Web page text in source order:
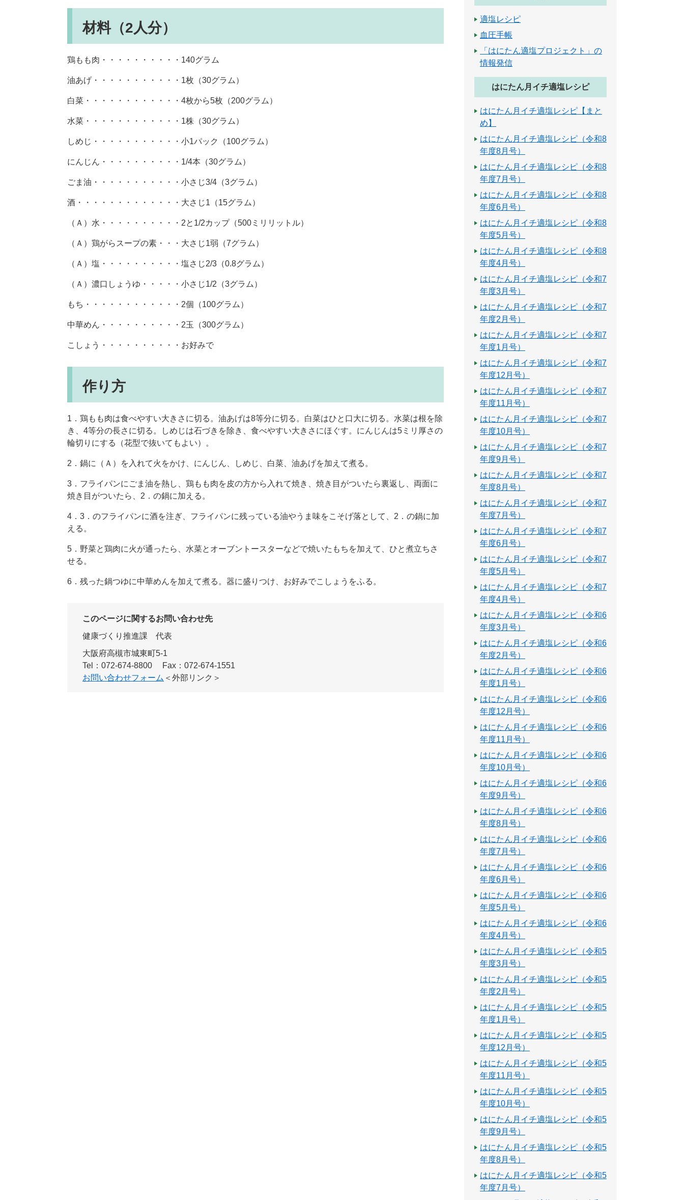
材料（2人分）
鶏もも肉・・・・・・・・・・140グラム
油あげ・・・・・・・・・・・1枚（30グラム）
白菜・・・・・・・・・・・・4枚から5枚（200グラム）
水菜・・・・・・・・・・・・1株（30グラム）
しめじ・・・・・・・・・・・小1パック（100グラム）
にんじん・・・・・・・・・・1/4本（30グラム）
ごま油・・・・・・・・・・・小さじ3/4（3グラム）
酒・・・・・・・・・・・・・大さじ1（15グラム）
（Ａ）水・・・・・・・・・・2と1/2カップ（500ミリリットル）
（Ａ）鶏がらスープの素・・・大さじ1弱（7グラム）
（Ａ）塩・・・・・・・・・・塩さじ2/3（0.8グラム）
（Ａ）濃口しょうゆ・・・・・小さじ1/2（3グラム）
もち・・・・・・・・・・・・2個（100グラム）
中華めん・・・・・・・・・・2玉（300グラム）
こしょう・・・・・・・・・・お好みで
作り方
1．鶏もも肉は食べやすい大きさに切る。油あげは8等分に切る。白菜はひと口大に切る。水菜は根を除
き、4等分の長さに切る。しめじは石づきを除き、食べやすい大きさにほぐす。にんじんは5ミリ厚さの
輪切りにする（花型で抜いてもよい）。
2．鍋に（Ａ）を入れて火をかけ、にんじん、しめじ、白菜、油あげを加えて煮る。
3．フライパンにごま油を熱し、鶏もも肉を皮の方から入れて焼き、焼き目がついたら裏返し、両面に
焼き目がついたら、2．の鍋に加える。
4．3．のフライパンに酒を注ぎ、フライパンに残っている油やうま味をこそげ落として、2．の鍋に加
える。
5．野菜と鶏肉に火が通ったら、水菜とオーブントースターなどで焼いたもちを加えて、ひと煮立ちさ
せる。
6．残った鍋つゆに中華めんを加えて煮る。器に盛りつけ、お好みでこしょうをふる。
このページに関するお問い合わせ先
健康づくり推進課
代表
大阪府高槻市城東町5-1
Tel：072-674-8800
Fax：072-674-1551
お問い合わせフォーム ＜外部リンク＞
適塩レシピ
血圧手帳
「はにたん適塩プロジェクト」の
情報発信
はにたん月イチ適塩レシピ
はにたん月イチ適塩レシピ【まと
め】
はにたん月イチ適塩レシピ（令和8
年度8月号）
はにたん月イチ適塩レシピ（令和8
年度7月号）
はにたん月イチ適塩レシピ（令和8
年度6月号）
はにたん月イチ適塩レシピ（令和8
年度5月号）
はにたん月イチ適塩レシピ（令和8
年度4月号）
はにたん月イチ適塩レシピ（令和7
年度3月号）
はにたん月イチ適塩レシピ（令和7
年度2月号）
はにたん月イチ適塩レシピ（令和7
年度1月号）
はにたん月イチ適塩レシピ（令和7
年度12月号）
はにたん月イチ適塩レシピ（令和7
年度11月号）
はにたん月イチ適塩レシピ（令和7
年度10月号）
はにたん月イチ適塩レシピ（令和7
年度9月号）
はにたん月イチ適塩レシピ（令和7
年度8月号）
はにたん月イチ適塩レシピ（令和7
年度7月号）
はにたん月イチ適塩レシピ（令和7
年度6月号）
はにたん月イチ適塩レシピ（令和7
年度5月号）
はにたん月イチ適塩レシピ（令和7
年度4月号）
はにたん月イチ適塩レシピ（令和6
年度3月号）
はにたん月イチ適塩レシピ（令和6
年度2月号）
はにたん月イチ適塩レシピ（令和6
年度1月号）
はにたん月イチ適塩レシピ（令和6
年度12月号）
はにたん月イチ適塩レシピ（令和6
年度11月号）
はにたん月イチ適塩レシピ（令和6
年度10月号）
はにたん月イチ適塩レシピ（令和6
年度9月号）
はにたん月イチ適塩レシピ（令和6
年度8月号）
はにたん月イチ適塩レシピ（令和6
年度7月号）
はにたん月イチ適塩レシピ（令和6
年度6月号）
はにたん月イチ適塩レシピ（令和6
年度5月号）
はにたん月イチ適塩レシピ（令和6
年度4月号）
はにたん月イチ適塩レシピ（令和5
年度3月号）
はにたん月イチ適塩レシピ（令和5
年度2月号）
はにたん月イチ適塩レシピ（令和5
年度1月号）
はにたん月イチ適塩レシピ（令和5
年度12月号）
はにたん月イチ適塩レシピ（令和5
年度11月号）
はにたん月イチ適塩レシピ（令和5
年度10月号）
はにたん月イチ適塩レシピ（令和5
年度9月号）
はにたん月イチ適塩レシピ（令和5
年度8月号）
はにたん月イチ適塩レシピ（令和5
年度7月号）